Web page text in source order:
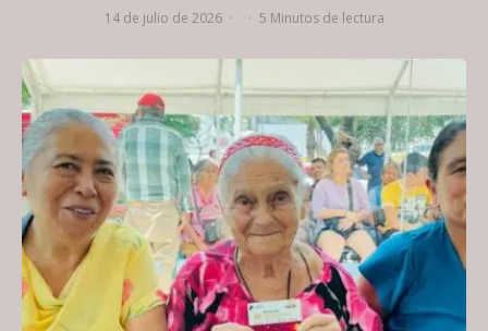
14 de julio de 2026 · · 5 Minutos de lectura